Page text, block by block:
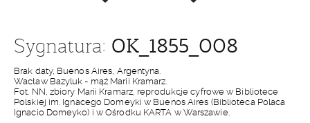
Sygnatura: OK_1855_008
Brak daty, Buenos Aires, Argentyna.
Wacław Bazyluk - mąż Marii Kramarz.
Fot. NN, zbiory Marii Kramarz, reprodukcje cyfrowe w Bibliotece
Polskiej im. Ignacego Domeyki w Buenos Aires (Biblioteca Polaca
Ignacio Domeyko) i w Ośrodku KARTA w Warszawie.